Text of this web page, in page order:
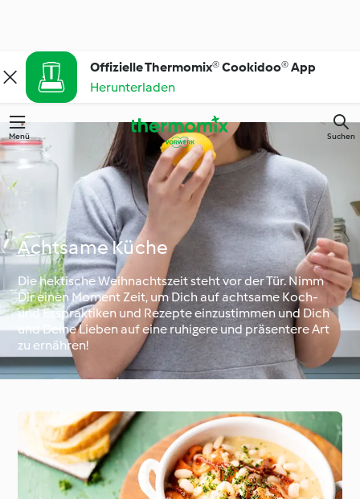
Offizielle Thermomix® Cookidoo® App
Herunterladen
Menü Suchen
Achtsame Küche
Die hektische Weihnachtszeit steht vor der Tür. Nimm
Dir einen Moment Zeit, um Dich auf achtsame Koch-
und Esspraktiken und Rezepte einzustimmen und Dich
und Deine Lieben auf eine ruhigere und präsentere Art
zu ernähren!